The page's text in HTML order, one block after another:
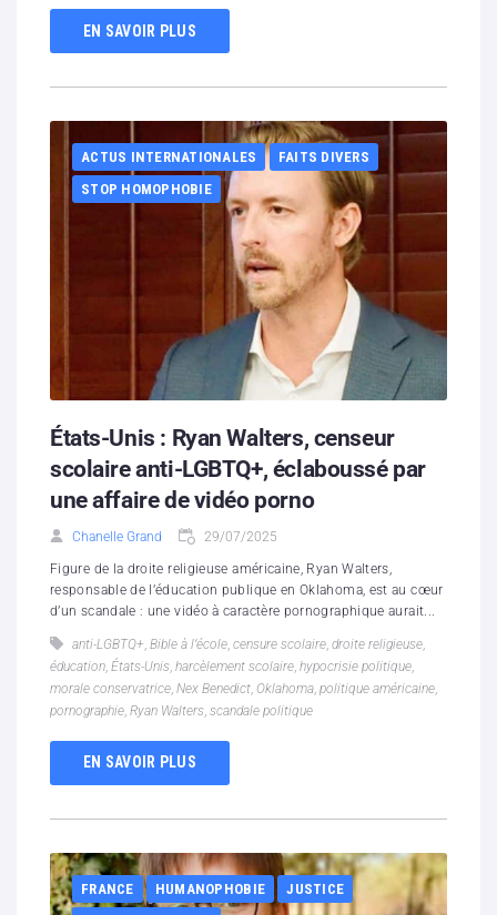
EN SAVOIR PLUS
ACTUS INTERNATIONALES
FAITS DIVERS
STOP HOMOPHOBIE
États-Unis : Ryan Walters, censeur
scolaire anti-LGBTQ+, éclaboussé par
une affaire de vidéo porno
Chanelle Grand 29/07/2025
Figure de la droite religieuse américaine, Ryan Walters,
responsable de l’éducation publique en Oklahoma, est au cœur
d’un scandale : une vidéo à caractère pornographique aurait...
anti-LGBTQ+, Bible à l’école, censure scolaire, droite religieuse,
éducation, États-Unis, harcèlement scolaire, hypocrisie politique,
morale conservatrice, Nex Benedict, Oklahoma, politique américaine,
pornographie, Ryan Walters, scandale politique
EN SAVOIR PLUS
FRANCE HUMANOPHOBIE
JUSTICE